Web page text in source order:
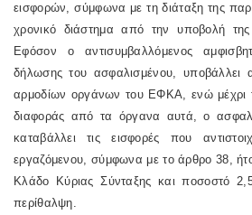
εισφορών, σύμφωνα με τη διάταξη της
χρονικό διάστημα από την υποβολή
Εφόσον ο αντισυμβαλλόμενος
δήλωσης του ασφαλισμένου, υποβάλλει
αρμοδίων οργάνων του ΕΦΚΑ, ενώ μέχρι
διαφοράς από τα όργανα αυτά, ο
καταβάλλει τις εισφορές που
εργαζόμενου, σύμφωνα με το άρθρο 38,
Κλάδο Κύριας Σύνταξης και ποσοστό
περίθαλψη.